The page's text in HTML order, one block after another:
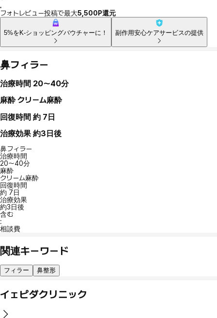
フォトレビュー投稿で最大5,500P還元
5%をK-ショッピングバウチャーに！ 副作用安心ケアサービスの提供
鼻フィラー
治療時間 20〜40分
麻酔 クリーム麻酔
回復時間 約 7日
治療効果 約3日後
鼻フィラー
治療時間
20〜40分
麻酔
クリーム麻酔
回復時間
約 7日
治療効果
約3日後
含む
:
相談費
関連キーワード
フィラー 鼻整形
イェピダクリニック